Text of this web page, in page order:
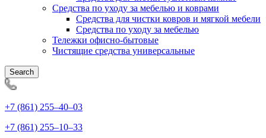
Средства по уходу за мебелью и коврами
Средства для чистки ковров и мягкой мебели
Средства по уходу за мебелью
Тележки офисно-бытовые
Чистящие средства универсальные
Search
+7 (861) 255‒40‒03
+7 (861) 255‒10‒33